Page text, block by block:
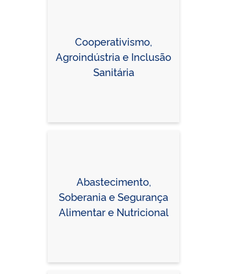
Cooperativismo,
Agroindústria e Inclusão
Sanitária
Abastecimento,
Soberania e Segurança
Alimentar e Nutricional